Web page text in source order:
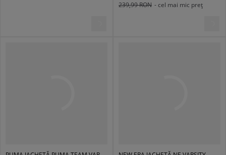
239,99 RON - cel mai mic preț